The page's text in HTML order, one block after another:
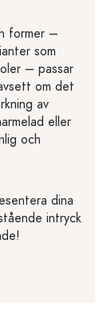
former –
som
– passar
om det
av
eller
och
dina
intryck